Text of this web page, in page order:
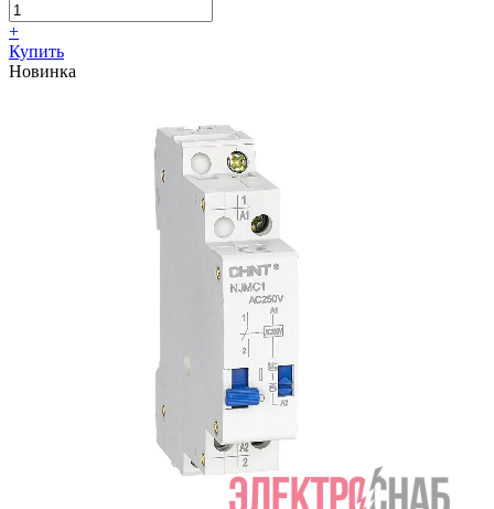
+
Купить
Новинка